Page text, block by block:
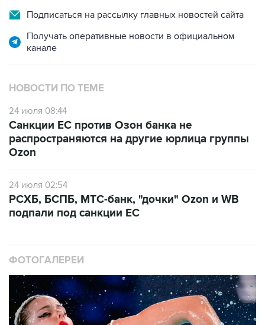
Подписаться на рассылку главных новостей сайта
Получать оперативные новости в официальном
канале
НОВОСТИ ПО ТЕМЕ
24 июля 08:44
Санкции ЕС против Озон банка не
распространяются на другие юрлица группы
Ozon
24 июля 02:54
РСХБ, БСПБ, МТС-банк, "дочки" Ozon и WB
подпали под санкции ЕС
ФОТОГАЛЕРЕИ